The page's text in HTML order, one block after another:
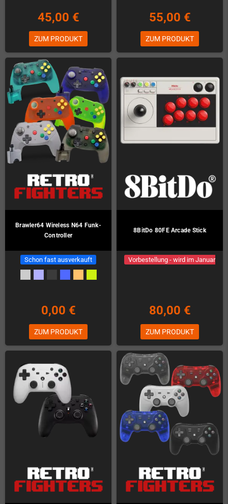
45,00 €
ZUM PRODUKT
55,00 €
ZUM PRODUKT
Brawler64 Wireless N64 Funk-
Controller
Schon fast ausverkauft
0,00 €
ZUM PRODUKT
8BitDo 80FE Arcade Stick
Vorbestellung - wird im Januar
80,00 €
ZUM PRODUKT